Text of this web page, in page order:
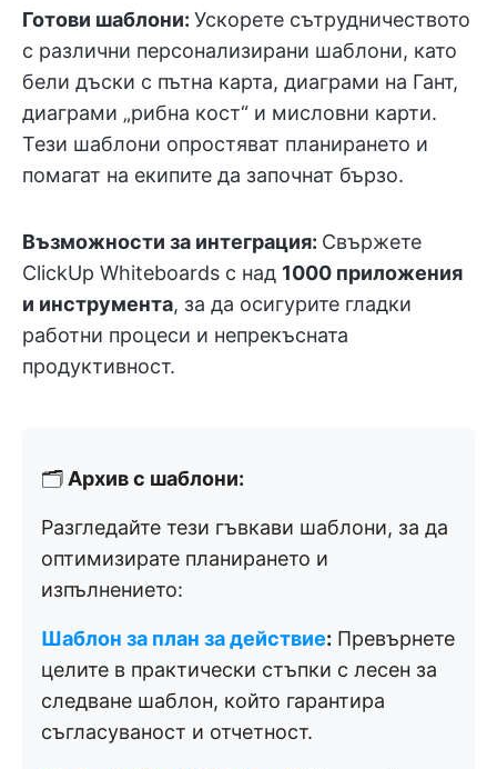
Готови шаблони: Ускорете сътрудничеството
с различни персонализирани шаблони, като
бели дъски с пътна карта, диаграми на Гант,
диаграми „рибна кост“ и мисловни карти.
Тези шаблони опростяват планирането и
помагат на екипите да започнат бързо.
Възможности за интеграция: Свържете
ClickUp Whiteboards с над 1000 приложения
и инструмента, за да осигурите гладки
работни процеси и непрекъсната
продуктивност.
🗂️ Архив с шаблони:
Разгледайте тези гъвкави шаблони, за да
оптимизирате планирането и
изпълнението:
Шаблон за план за действие: Превърнете
целите в практически стъпки с лесен за
следване шаблон, който гарантира
съгласуваност и отчетност.